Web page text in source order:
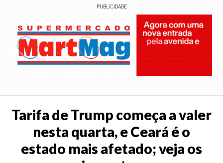
PUBLICIDADE
Tarifa de Trump começa a valer
nesta quarta, e Ceará é o
estado mais afetado; veja os